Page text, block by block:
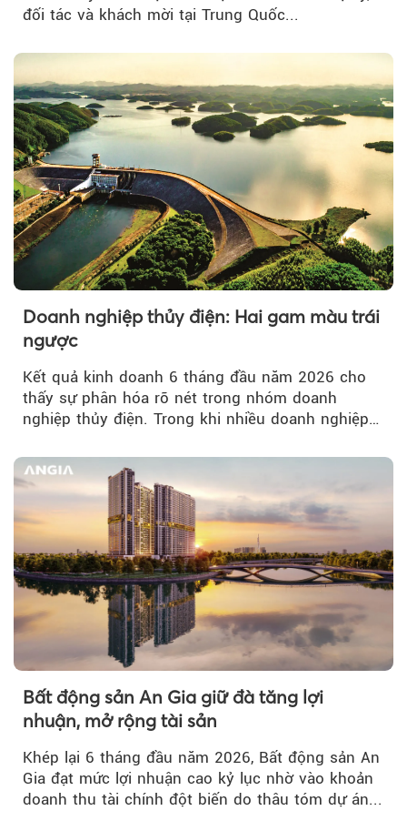
đối tác và khách mời tại Trung Quốc...
Doanh nghiệp thủy điện: Hai gam màu trái
ngược
Kết quả kinh doanh 6 tháng đầu năm 2026 cho
thấy sự phân hóa rõ nét trong nhóm doanh
nghiệp thủy điện. Trong khi nhiều doanh nghiệp
Bất động sản An Gia giữ đà tăng lợi
nhuận, mở rộng tài sản
Khép lại 6 tháng đầu năm 2026, Bất động sản An
Gia đạt mức lợi nhuận cao kỷ lục nhờ vào khoản
doanh thu tài chính đột biến do thâu tóm dự án...